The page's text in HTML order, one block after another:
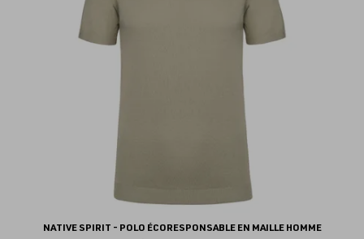
NATIVE SPIRIT - POLO ÉCORESPONSABLE EN MAILLE HOMME